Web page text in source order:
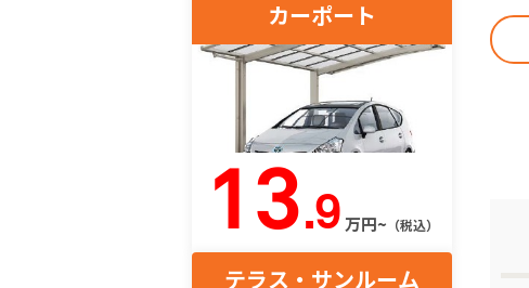
カーポート
13.9 万円~ （税込）
テラス・サンルーム